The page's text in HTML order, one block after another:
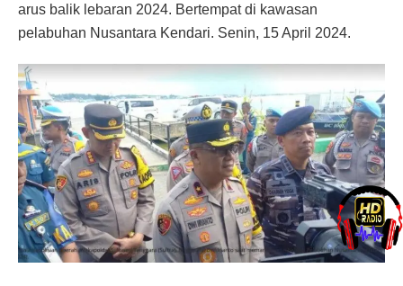
arus balik lebaran 2024. Bertempat di kawasan
pelabuhan Nusantara Kendari. Senin, 15 April 2024.